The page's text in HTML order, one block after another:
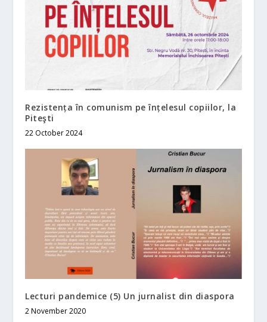
Rezistența în comunism pe înțelesul copiilor, la
Piteşti
22 October 2024
Lecturi pandemice (5) Un jurnalist din diaspora
2 November 2020